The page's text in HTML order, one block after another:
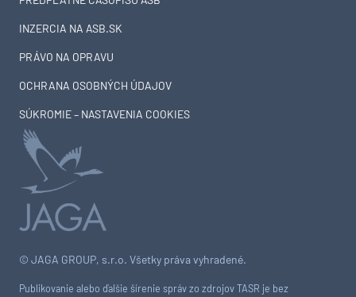
© JAGA GROUP, s.r.o. Všetky práva vyhradené.
Publikovanie alebo ďalšie šírenie správ zo zdrojov TASR je bez
INZERCIA NA ASB.SK
PRÁVO NA OPRAVU
OCHRANA OSOBNÝCH ÚDAJOV
SÚKROMIE – NASTAVENIA COOKIES